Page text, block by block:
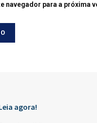
navegador para a próxima
agora!